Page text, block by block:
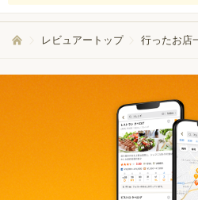
レビュアートップ 行ったお店